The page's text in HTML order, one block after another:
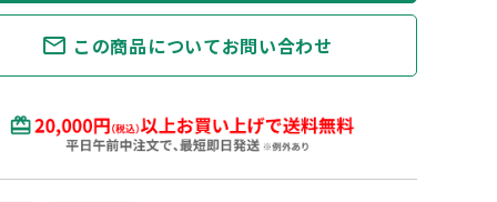
mail_outline この商品についてお問い合わせ